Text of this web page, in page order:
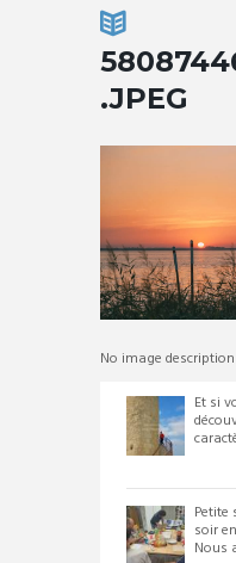
.JPEG
No image description
Et si
Petite
soir
Nous